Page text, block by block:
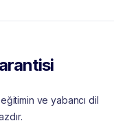
ve yabancı dil